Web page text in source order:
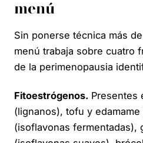
menú
Sin ponerse técnica más
menú trabaja sobre cuatro
de la perimenopausia
Fitoestrógenos. Presentes
(lignanos), tofu y
(isoflavonas fermentadas),